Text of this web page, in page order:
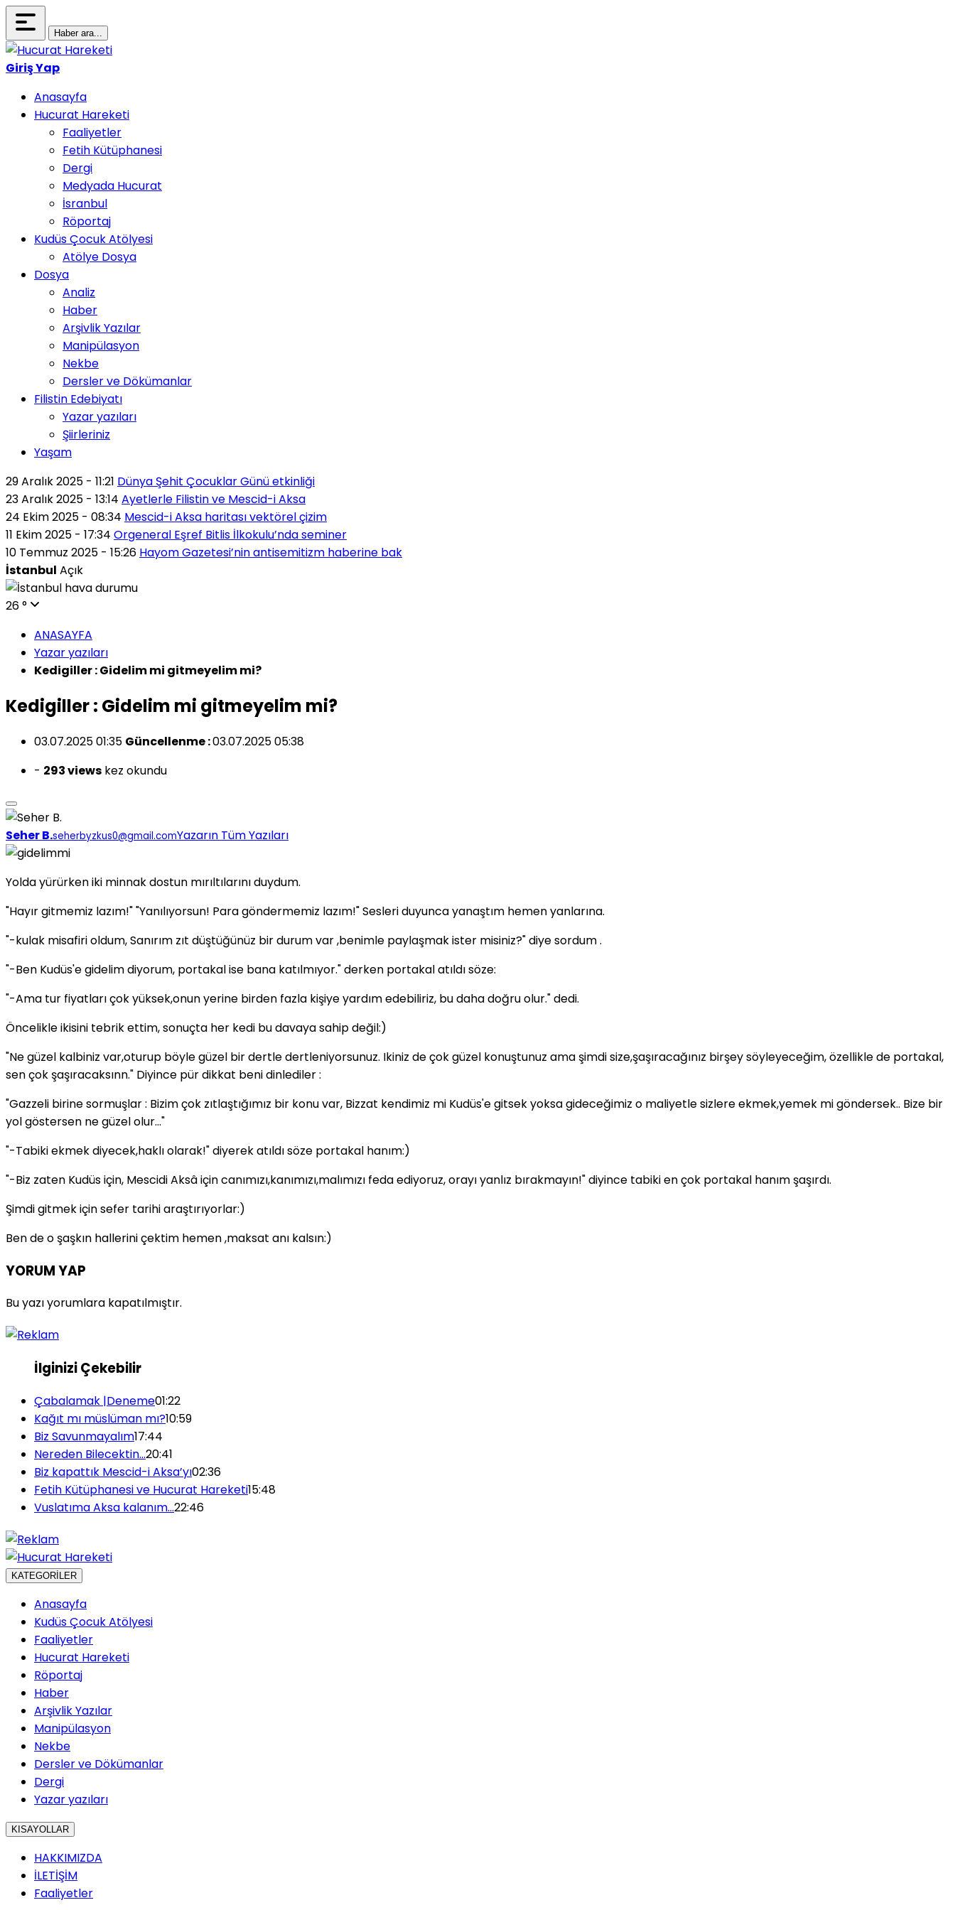
Haber ara...
Giriş Yap
Anasayfa
Hucurat Hareketi
Faaliyetler
Fetih Kütüphanesi
Dergi
Medyada Hucurat
İsranbul
Röportaj
Kudüs Çocuk Atölyesi
Atölye Dosya
Dosya
Analiz
Haber
Arşivlik Yazılar
Manipülasyon
Nekbe
Dersler ve Dökümanlar
Filistin Edebiyatı
Yazar yazıları
Şiirleriniz
Yaşam
29 Aralık 2025 - 11:21 Dünya Şehit Çocuklar Günü etkinliği
23 Aralık 2025 - 13:14 Ayetlerle Filistin ve Mescid-i Aksa
24 Ekim 2025 - 08:34 Mescid-i Aksa haritası vektörel çizim
11 Ekim 2025 - 17:34 Orgeneral Eşref Bitlis İlkokulu’nda seminer
10 Temmuz 2025 - 15:26 Hayom Gazetesi’nin antisemitizm haberine bak
İstanbul Açık
26 °
ANASAYFA
Yazar yazıları
Kedigiller : Gidelim mi gitmeyelim mi?
Kedigiller : Gidelim mi gitmeyelim mi?
03.07.2025 01:35 Güncellenme :03.07.2025 05:38
- 293 views kez okundu
Seher B.seherbyzkus0@gmail.comYazarın Tüm Yazıları
Yolda yürürken iki minnak dostun mırıltılarını duydum.
"Hayır gitmemiz lazım!" "Yanılıyorsun! Para göndermemiz lazım!" Sesleri duyunca yanaştım hemen yanlarına.
"-kulak misafiri oldum, Sanırım zıt düştüğünüz bir durum var ,benimle paylaşmak ister misiniz?" diye sordum .
"-Ben Kudüs'e gidelim diyorum, portakal ise bana katılmıyor." derken portakal atıldı söze:
"-Ama tur fiyatları çok yüksek,onun yerine birden fazla kişiye yardım edebiliriz, bu daha doğru olur." dedi.
Öncelikle ikisini tebrik ettim, sonuçta her kedi bu davaya sahip değil:)
"Ne güzel kalbiniz var,oturup böyle güzel bir dertle dertleniyorsunuz. Ikiniz de çok güzel konuştunuz ama şimdi size,şaşıracağınız birşey söyleyeceğim, özellikle de portakal,
sen çok şaşıracaksınn." Diyince pür dikkat beni dinlediler :
"Gazzeli birine sormuşlar : Bizim çok zıtlaştığımız bir konu var, Bizzat kendimiz mi Kudüs'e gitsek yoksa gideceğimiz o maliyetle sizlere ekmek,yemek mi göndersek.. Bize bir
yol göstersen ne güzel olur..."
"-Tabiki ekmek diyecek,haklı olarak!" diyerek atıldı söze portakal hanım:)
"-Biz zaten Kudüs için, Mescidi Aksâ için canımızı,kanımızı,malımızı feda ediyoruz, orayı yanlız bırakmayın!" diyince tabiki en çok portakal hanım şaşırdı.
Şimdi gitmek için sefer tarihi araştırıyorlar:)
Ben de o şaşkın hallerini çektim hemen ,maksat anı kalsın:)
YORUM YAP
Bu yazı yorumlara kapatılmıştır.
İlginizi Çekebilir
Çabalamak |Deneme01:22
Kağıt mı müslüman mı?10:59
Biz Savunmayalım17:44
Nereden Bilecektin…20:41
Biz kapattık Mescid-i Aksa’yı02:36
Fetih Kütüphanesi ve Hucurat Hareketi15:48
Vuslatıma Aksa kalanım…22:46
KATEGORİLER
Anasayfa
Kudüs Çocuk Atölyesi
Faaliyetler
Hucurat Hareketi
Röportaj
Haber
Arşivlik Yazılar
Manipülasyon
Nekbe
Dersler ve Dökümanlar
Dergi
Yazar yazıları
KISAYOLLAR
HAKKIMIZDA
İLETİŞİM
Faaliyetler